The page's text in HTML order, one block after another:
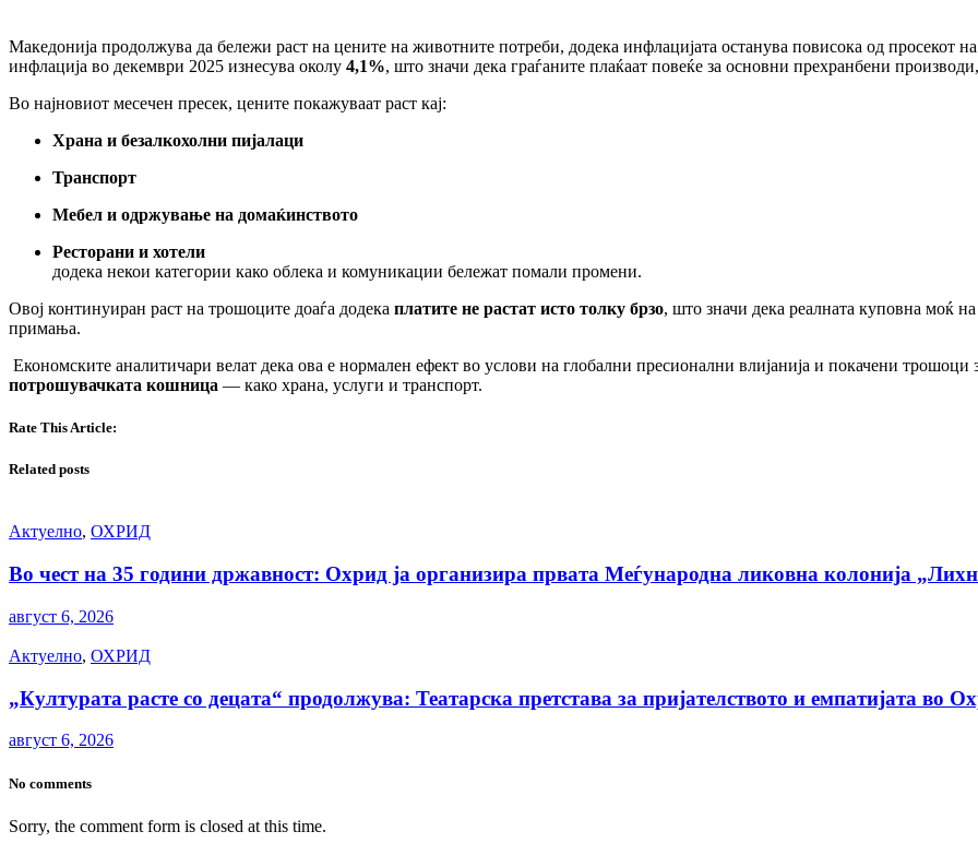
Македонија продолжува да бележи раст на цените на животните потреби, додека инфлацијата останува повисока од просекот
инфлација во декември 2025 изнесува околу 4,1%, што значи дека граѓаните плаќаат повеќе за основни прехранбени
Во најновиот месечен пресек, цените покажуваат раст кај:
Храна и безалкохолни пијалаци
Транспорт
Мебел и одржување на домаќинството
Ресторани и хотели
додека некои категории како облека и комуникации бележат помали промени.
Овој континуиран раст на трошоците доаѓа додека платите не растат исто толку брзо, што значи дека реалната куповна моќ
примања.
Економските аналитичари велат дека ова е нормален ефект во услови на глобални пресионални влијанија и покачени трошоци
потрошувачката кошница — како храна, услуги и транспорт.
Rate This Article:
Related posts
Актуелно, ОХРИД
Во чест на 35 години државност: Охрид ја организира првата Меѓународна ликовна колонија
август 6, 2026
Актуелно, ОХРИД
„Културата расте со децата“ продолжува: Театарска претстава за пријателството и емпатијата во
август 6, 2026
No comments
Sorry, the comment form is closed at this time.